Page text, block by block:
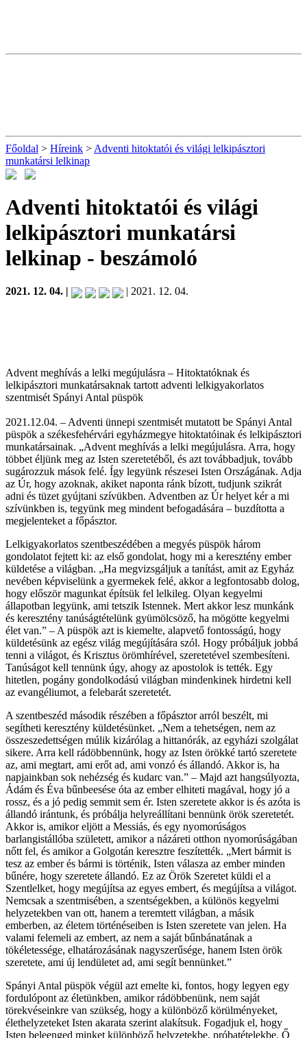
Főoldal > Híreink > Adventi hitoktatói és világi lelkipásztori
munkatársi lelkinap
Adventi hitoktatói és világi
lelkipásztori munkatársi
lelkinap - beszámoló
2021. 12. 04. | | 2021. 12. 04.
Advent meghívás a lelki megújulásra – Hitoktatóknak és
lelkipásztori munkatársaknak tartott adventi lelkigyakorlatos
szentmisét Spányi Antal püspök
2021.12.04. – Adventi ünnepi szentmisét mutatott be Spányi Antal
püspök a székesfehérvári egyházmegye hitoktatóinak és lelkipásztori
munkatársainak. „Advent meghívás a lelki megújulásra. Arra, hogy
többet éljünk meg az Isten szeretetéből, és azt továbbadjuk, tovább
sugározzuk mások felé. Így legyünk részesei Isten Országának. Adja
az Úr, hogy azoknak, akiket naponta ránk bízott, tudjunk szikrát
adni és tüzet gyújtani szívükben. Adventben az Úr helyet kér a mi
szívünkben is, tegyünk meg mindent befogadására – buzdította a
megjelenteket a főpásztor.
Lelkigyakorlatos szentbeszédében a megyés püspök három
gondolatot fejtett ki: az első gondolat, hogy mi a keresztény ember
küldetése a világban. „Ha megvizsgáljuk a tanítást, amit az Egyház
nevében képviselünk a gyermekek felé, akkor a legfontosabb dolog,
hogy először magunkat építsük fel lelkileg. Olyan kegyelmi
állapotban legyünk, ami tetszik Istennek. Mert akkor lesz munkánk
és keresztény tanúságtételünk gyümölcsöző, ha mögötte kegyelmi
élet van.” – A püspök azt is kiemelte, alapvető fontosságú, hogy
küldetésünk az egész világ megújítására szól. Hogy próbáljuk jobbá
tenni a világot, és Krisztus örömhírével, szeretetével szembesíteni.
Tanúságot kell tennünk úgy, ahogy az apostolok is tették. Egy
hitetlen, pogány gondolkodású világban mindenkinek hirdetni kell
az evangéliumot, a felebarát szeretetét.
A szentbeszéd második részében a főpásztor arról beszélt, mi
segítheti keresztény küldetésünket. „Nem a tehetségen, nem az
összeszedettségen múlik kizárólag a hittanórák, az egyházi szolgálat
sikere. Arra kell rádöbbennünk, hogy az Isten örökké tartó szeretete
az, ami megtart, ami erőt ad, ami vonzó és állandó. Akkor is, ha
napjainkban sok nehézség és kudarc van.” – Majd azt hangsúlyozta,
Ádám és Éva bűnbeesése óta az ember elhiteti magával, hogy jó a
rossz, és a jó pedig semmit sem ér. Isten szeretete akkor is és azóta is
állandó irántunk, és próbálja helyreállítani bennünk örök szeretetét.
Akkor is, amikor eljött a Messiás, és egy nyomorúságos
barlangistállóba született, amikor a názáreti otthon nyomorúságában
nőtt fel, és amikor a Golgotán keresztre feszítették. „Mert bármit is
tesz az ember és bármi is történik, Isten válasza az ember minden
bűnére, hogy szeretete állandó. Ez az Örök Szeretet küldi el a
Szentlelket, hogy megújítsa az egyes embert, és megújítsa a világot.
Nemcsak a szentmisében, a szentségekben, a különös kegyelmi
helyzetekben van ott, hanem a teremtett világban, a másik
emberben, az életem történéseiben is Isten szeretete van jelen. Ha
valami felemeli az embert, az nem a saját bűnbánatának a
tökéletessége, elhatározásának nagyszerűsége, hanem Isten örök
szeretete, ami új lendületet ad, ami segít bennünket.”
Spányi Antal püspök végül azt emelte ki, fontos, hogy legyen egy
fordulópont az életünkben, amikor rádöbbenünk, nem saját
törekvéseinkre van szükség, hogy a különböző körülményeket,
élethelyzeteket Isten akarata szerint alakítsuk. Fogadjuk el, hogy
Isten beleenged minket különböző helyzetekbe, próbatételekbe. Ő